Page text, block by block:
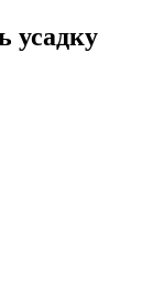
усадку